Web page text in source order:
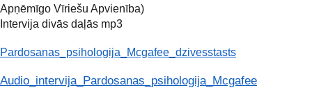
Apņēmīgo Vīriešu Apvienība)
Intervija divās daļās mp3
Pardosanas_psihologija_Mcgafee_dzivesstasts
Audio_intervija_Pardosanas_psihologija_Mcgafee